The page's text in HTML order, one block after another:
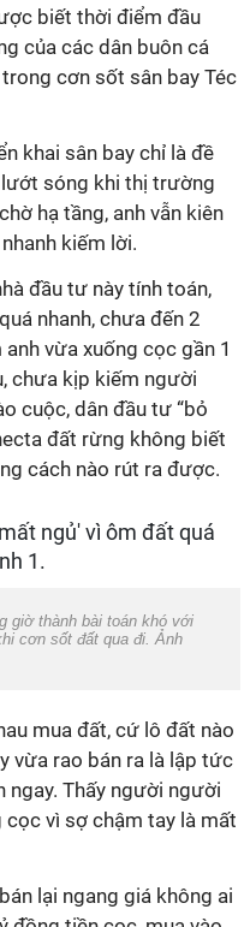
biết thời điểm đầu
của các dân buôn cá
cơn sốt sân bay Téc
khai sân bay chỉ là đề
sóng khi thị trường
hạ tầng, anh vẫn kiên
kiếm lời.
đầu tư này tính toán,
nhanh, chưa đến 2
vừa xuống cọc gần 1
chưa kịp kiếm người
cuộc, dân đầu tư “bỏ
đất rừng không biết
cách nào rút ra được.
giờ thành bài toán khó với
cơn sốt đất qua đi. Ảnh
mua đất, cứ lô đất nào
vừa rao bán ra là lập tức
ngay. Thấy người người
vì sợ chậm tay là mất
lại ngang giá không ai